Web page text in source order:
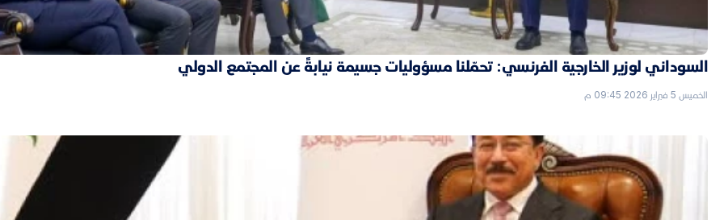
السوداني لوزير الخارجية الفرنسي: تحمّلنا مسؤوليات جسيمة نيابةً عن المجتمع الدولي
الخميس 5 فبراير 2026 09:45 م